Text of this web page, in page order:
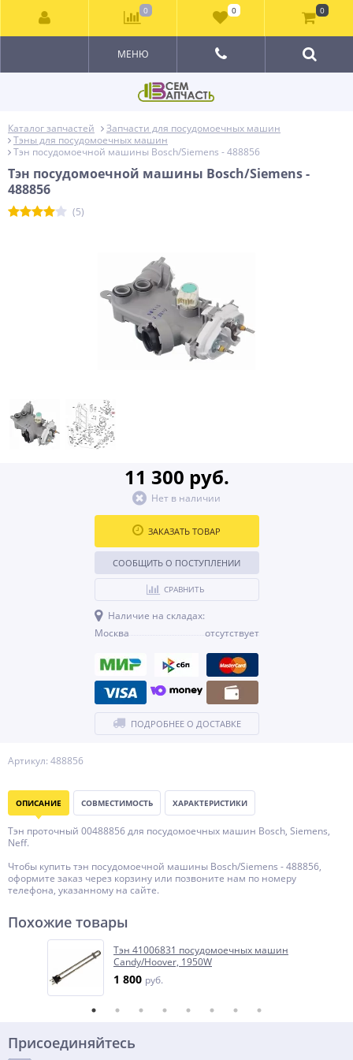
МЕНЮ
Каталог запчастей
Запчасти для посудомоечных машин
Тэны для посудомоечных машин
Тэн посудомоечной машины Bosch/Siemens - 488856
Тэн посудомоечной машины Bosch/Siemens -
488856
(5)
Артикул: 488856
11 300 руб.
Нет в наличии
ЗАКАЗАТЬ ТОВАР
СООБЩИТЬ О ПОСТУПЛЕНИИ
СРАВНИТЬ
Наличие на складах:
Москва
отсутствует
ПОДРОБНЕЕ О ДОСТАВКЕ
ОПИСАНИЕ СОВМЕСТИМОСТЬ ХАРАКТЕРИСТИКИ
Тэн проточный 00488856 для посудомоечных машин Bosch, Siemens,
Neff.
Чтобы купить тэн посудомоечной машины Bosch/Siemens - 488856,
оформите заказ через корзину или позвоните нам по номеру
телефона, указанному на сайте.
Похожие товары
Тэн 41006831 посудомоечных машин
Candy/Hoover, 1950W
1 800 руб.
Присоединяйтесь
0 0 0